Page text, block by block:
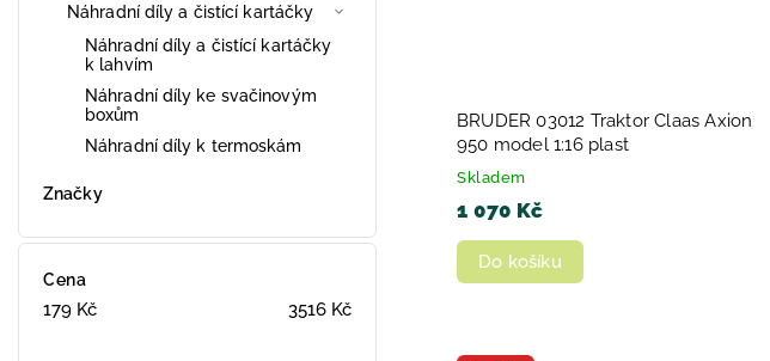
Náhradní díly a čistící kartáčky
Náhradní díly a čistící kartáčky
k lahvím
Náhradní díly ke svačinovým
boxům
Náhradní díly k termoskám
Značky
Cena
179 Kč 3516 Kč
BRUDER 03012 Traktor Claas Axion
950 model 1:16 plast
Skladem
1 070 Kč
Do košíku